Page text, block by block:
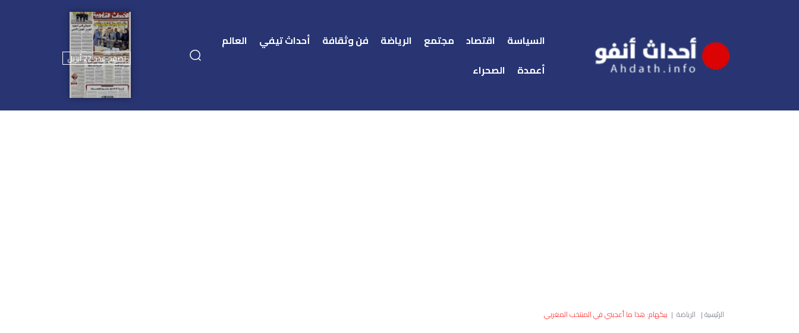
السياسة اقتصاد مجتمع الرياضة فن وثقافة أحداث تيفي
العالم
أعمدة
الصحراء
تصفح عدد 22 أبريل
الرئيسية| الرياضة | بيكهام: هذا ما أعجبني في المنتخب المغربي